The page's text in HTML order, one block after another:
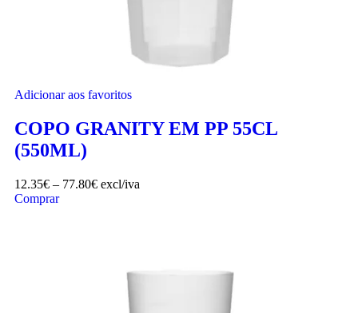
Adicionar aos favoritos
COPO GRANITY EM PP 55CL
(550ML)
12.35€ – 77.80€ excl/iva
Comprar